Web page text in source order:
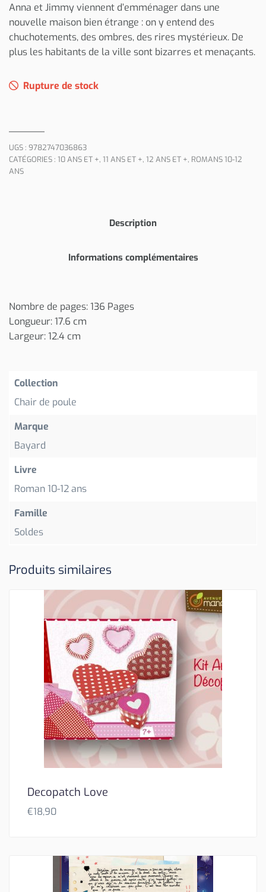
Anna et Jimmy viennent d’emménager dans une
nouvelle maison bien étrange : on y entend des
chuchotements, des ombres, des rires mystérieux. De
plus les habitants de la ville sont bizarres et menaçants.
Rupture de stock
UGS : 9782747036863
CATÉGORIES : 10 ANS ET +, 11 ANS ET +, 12 ANS ET +, ROMANS 10-12
ANS
Description
Informations complémentaires
Nombre de pages: 136 Pages
Longueur: 17.6 cm
Largeur: 12.4 cm
Collection
Chair de poule
Marque
Bayard
Livre
Roman 10-12 ans
Famille
Soldes
Produits similaires
Decopatch Love
€18,90